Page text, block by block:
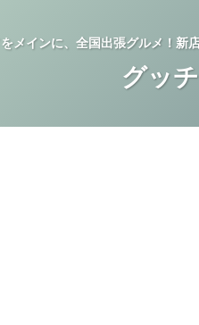
メインに、全国出張グルメ！新
グッ